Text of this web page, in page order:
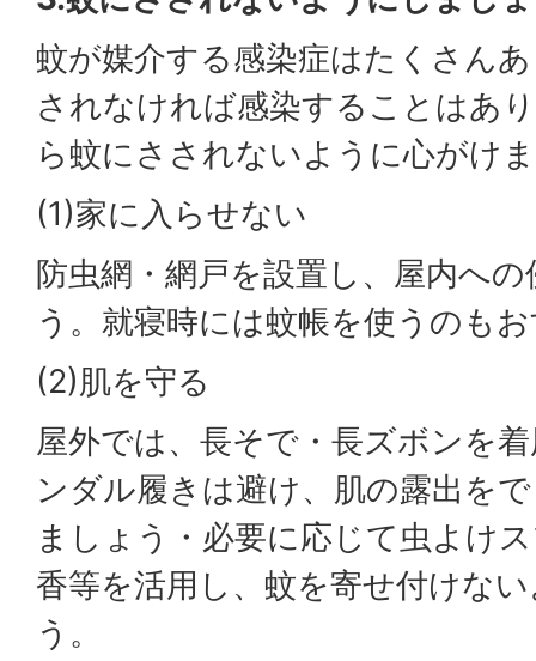
蚊が媒介する感染症はたくさん
されなければ感染することはあ
ら蚊にさされないように心がけ
(1)家に入らせない
防虫網・網戸を設置し、屋内へ
う。就寝時には蚊帳を使うのも
(2)肌を守る
屋外では、長そで・長ズボンを
ンダル履きは避け、肌の露出を
ましょう・必要に応じて虫よけ
香等を活用し、蚊を寄せ付けな
う。